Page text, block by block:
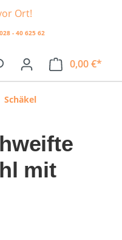
Ort!
- 40 625 62
0,00 €*
Schäkel
mit